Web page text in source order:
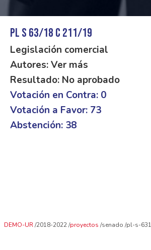
PL S 63/18 C 211/19
Legislación comercial
Autores: Ver más
Resultado: No aprobado
Votación en Contra: 0
Votación a Favor: 73
Abstención: 38
DEMO-UR 2018-2022 proyectos senado pl-s-